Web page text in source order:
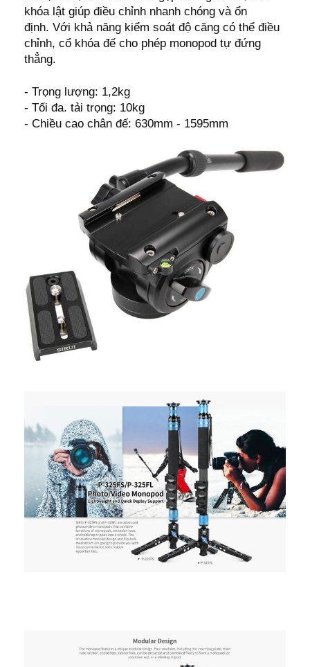
khóa lật giúp điều chỉnh nhanh chóng và ổn
định. Với khả năng kiểm soát độ căng có thể điều
chỉnh, cổ khóa đế cho phép monopod tự đứng
thẳng.
- Trọng lượng: 1,2kg
- Tối đa. tải trọng: 10kg
- Chiều cao chân đế: 630mm - 1595mm